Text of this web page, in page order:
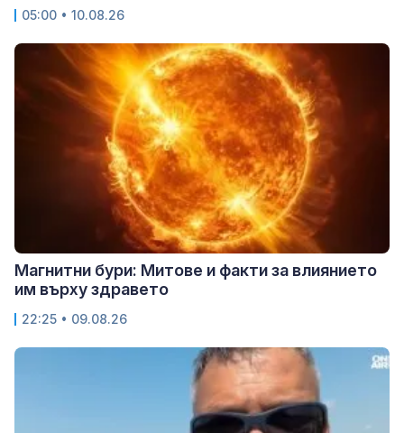
05:00 • 10.08.26
Магнитни бури: Митове и факти за влиянието
им върху здравето
22:25 • 09.08.26